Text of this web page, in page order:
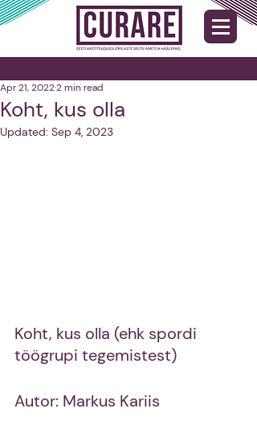
Koht, kus olla
Apr 21, 20222 min read
Updated: Sep 4, 2023
Koht, kus olla (ehk spordi
töögrupi tegemistest)
Autor: Markus Kariis